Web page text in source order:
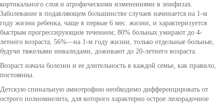
кортикального слоя и атрофическими изменениями в эпифизах.
Заболевание в подавляющем большинстве случаев начинается на 1-м
году жизни ребенка, чаще в первые 6 мес. жизни, и характеризуется
быстрым прогрессирующим течением; 80% больных умирают до 4-
летнего возраста, 56%—на 1-м году жизни, только отдельные больные,
будучи тяжелыми инвалидами, доживают до 20-летнего возраста.
Возраст начала болезни и ее длительность в каждой семье, как правило,
постоянны.
Детскую спинальную амиотрофию необходимо дифференцировать от
острого полиомиелита, для которого характерно острое лихорадочное